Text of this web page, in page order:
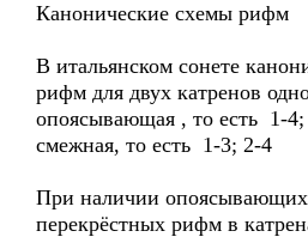
Канонические схемы рифм
В итальянском сонете
рифм для двух катренов
опоясывающая , то есть 1-
смежная, то есть 1-3; 2-4
При наличии
перекрёстных рифм в